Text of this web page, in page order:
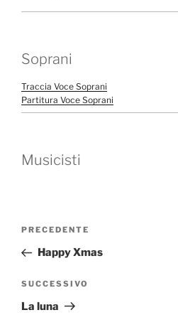
Soprani
Traccia Voce Soprani
Partitura Voce Soprani
Musicisti
Navigazione
Articolo
precedente:
PRECEDENTE
Happy Xmas
Articolo
successivo
SUCCESSIVO
La luna